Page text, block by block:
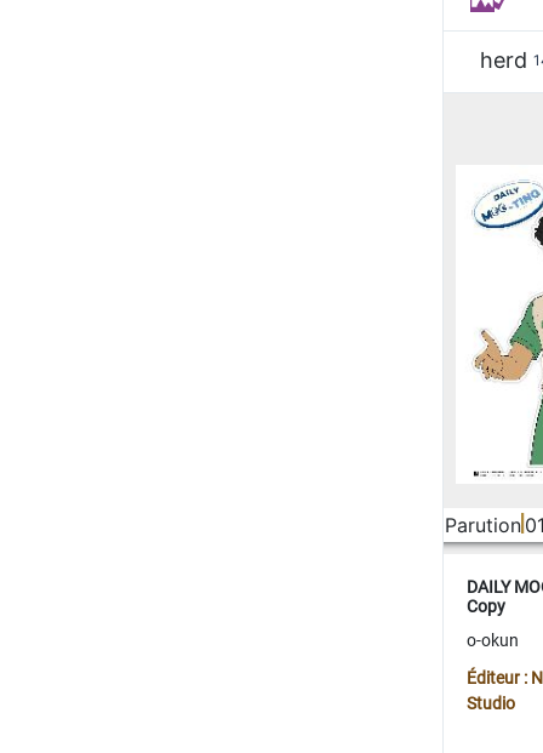
herd
Parution
DAILY
Copy
o-okun
Éditeur :
Studio